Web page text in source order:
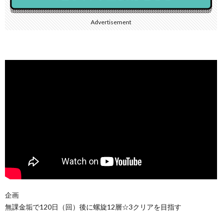
Advertisement
企画
無課金垢で120日（回）後に螺旋12層☆3クリアを目指す